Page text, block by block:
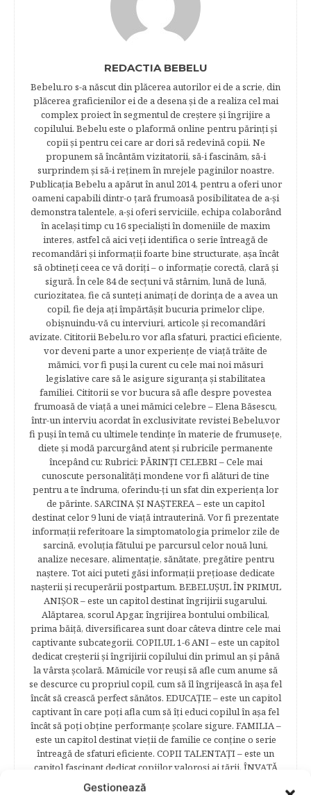
Gestionează
REDACTIA BEBELU
Bebelu.ro s-a născut din plăcerea autorilor ei de a scrie, din
plăcerea graficienilor ei de a desena şi de a realiza cel mai
complex proiect în segmentul de creştere şi îngrijire a
copilului. Bebelu este o plaformă online pentru părinţi şi
copii şi pentru cei care ar dori să redevină copii. Ne
propunem să încântăm vizitatorii, să-i fascinăm, să-i
surprindem şi să-i reţinem în mrejele paginilor noastre.​
Publicația Bebelu a apărut în anul 2014, pentru a oferi unor
oameni capabili dintr-o ţară frumoasă posibilitatea de a-şi
demonstra talentele, a-şi oferi serviciile, echipa colaborând
în acelaşi timp cu 16 specialişti în domeniile de maxim
interes, astfel că aici veţi identifica o serie întreagă de
recomandări şi informaţii foarte bine structurate, aşa încât
să obtineţi ceea ce vă doriţi – o informaţie corectă, clară şi
sigură. În cele 84 de secțuni vă stârnim, lună de lună,
curiozitatea, fie că sunteţi animaţi de dorinţa de a avea un
copil, fie deja aţi împărtăşit bucuria primelor clipe,
obişnuindu-vă cu interviuri, articole şi recomandări
avizate. Cititorii Bebelu.ro vor afla sfaturi, practici eficiente,
vor deveni parte a unor experienţe de viaţă trăite de
mămici, vor fi puşi la curent cu cele mai noi măsuri
legislative care să le asigure siguranţa şi stabilitatea
familiei. Cititorii se vor bucura să afle despre povestea
frumoasă de viață a unei mămici celebre – Elena Băsescu,
într-un interviu acordat în exclusivitate revistei Bebelu,vor
fi puşi în temă cu ultimele tendinţe în materie de frumuseţe,
diete şi modă parcurgând atent şi rubricile permanente
începând cu: Rubrici: PĂRINŢI CELEBRI – Cele mai
cunoscute personalităţi mondene vor fi alături de tine
pentru a te îndruma, oferindu-ţi un sfat din experienţa lor
de părinte. SARCINA ŞI NAŞTEREA – este un capitol
destinat celor 9 luni de viaţă intrauterină. Vor fi prezentate
informaţii referitoare la simptomatologia primelor zile de
sarcină, evoluţia fătului pe parcursul celor nouă luni,
analize necesare, alimentaţie, sănătate, pregătire pentru
naştere. Tot aici puteti găsi informaţii preţioase dedicate
naşterii şi recuperării postpartum. BEBELUŞUL ÎN PRIMUL
ANIŞOR – este un capitol destinat îngrijirii sugarului.
Alăptarea, scorul Apgar, îngrijirea bontului ombilical,
prima băiţă, diversificarea sunt doar câteva dintre cele mai
captivante subcategorii. COPILUL 1-6 ANI – este un capitol
dedicat creşterii şi îngrijirii copilului din primul an şi până
la vârsta şcolară. Mămicile vor reuşi să afle cum anume să
se descurce cu propriul copil, cum să îl îngrijească în aşa fel
încât să crească perfect sănătos. EDUCAŢIE – este un capitol
captivant în care poţi afla cum să îţi educi copilul în aşa fel
încât să poţi obţine performanţe şcolare sigure. FAMILIA –
este un capitol destinat vieţii de familie ce conţine o serie
întreagă de sfaturi eficiente. COPII TALENTAŢI – este un
capitol fascinant dedicat copiilor valoroși ai țării. ÎNVAŢĂ
SĂ PREVII! –sunt prezentate soluţii de prevenire a